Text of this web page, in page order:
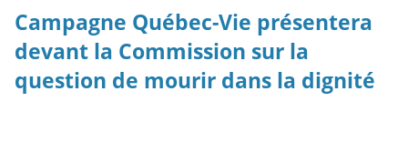
Campagne Québec-Vie présentera
devant la Commission sur la
question de mourir dans la dignité